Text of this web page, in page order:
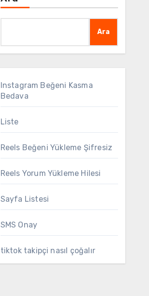
Ara
Instagram Beğeni Kasma
Bedava
Liste
Reels Beğeni Yükleme Şifresiz
Reels Yorum Yükleme Hilesi
Sayfa Listesi
SMS Onay
tiktok takipçi nasıl çoğalır